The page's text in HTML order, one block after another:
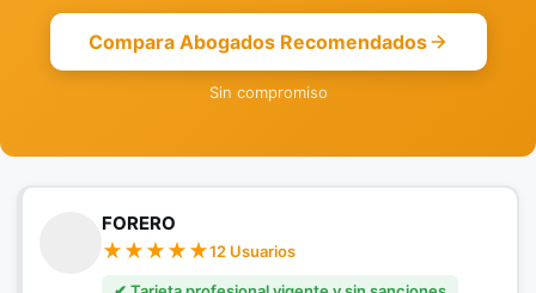
Compara Abogados Recomendados
Sin compromiso
FORERO
12 Usuarios